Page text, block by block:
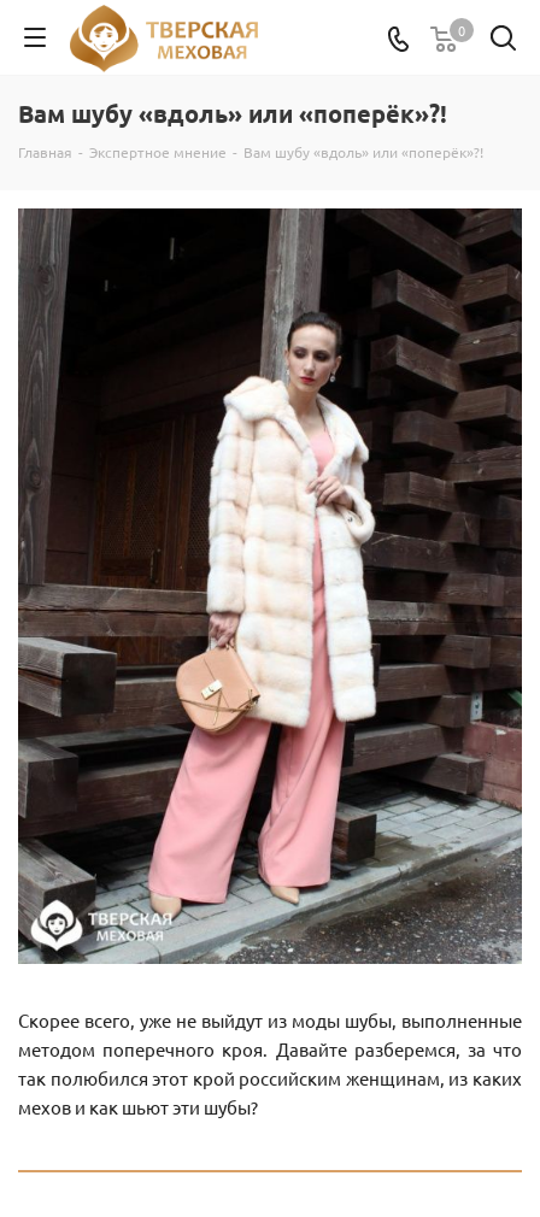
0
Вам шубу «вдоль» или «поперёк»?!
Главная - Экспертное мнение - Вам шубу «вдоль» или «поперёк»?!
Скорее всего, уже не выйдут из моды шубы, выполненные
методом поперечного кроя. Давайте разберемся, за что
так полюбился этот крой российским женщинам, из каких
мехов и как шьют эти шубы?